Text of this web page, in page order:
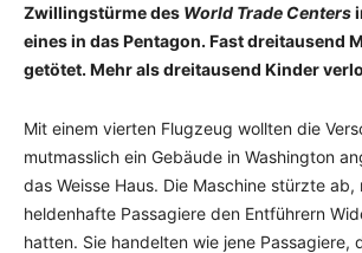
Zwillingstürme des World Trade Centers
eines in das Pentagon. Fast dreitausend
getötet. Mehr als dreitausend Kinder
Mit einem vierten Flugzeug wollten die
mutmasslich ein Gebäude in Washington
das Weisse Haus. Die Maschine stürzte ab,
heldenhafte Passagiere den Entführern
hatten. Sie handelten wie jene Passagiere,